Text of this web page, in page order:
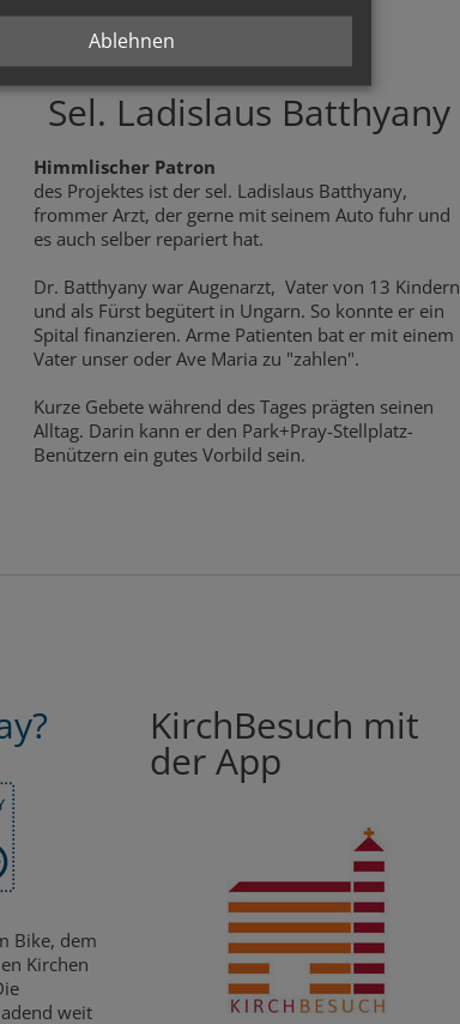
Sel. Ladislaus Batthyany
Himmlischer Patron
des Projektes ist der sel. Ladislaus Batthyany,
frommer Arzt, der gerne mit seinem Auto fuhr und
es auch selber repariert hat.
Dr. Batthyany war Augenarzt, Vater von 13 Kindern
und als Fürst begütert in Ungarn. So konnte er ein
Spital finanzieren. Arme Patienten bat er mit einem
Vater unser oder Ave Maria zu "zahlen".
Kurze Gebete während des Tages prägten seinen
Alltag. Darin kann er den Park+Pray-Stellplatz-
Benützern ein gutes Vorbild sein.
Bike, dem
Kirchen
weit
KirchBesuch mit
der App
Ablehnen